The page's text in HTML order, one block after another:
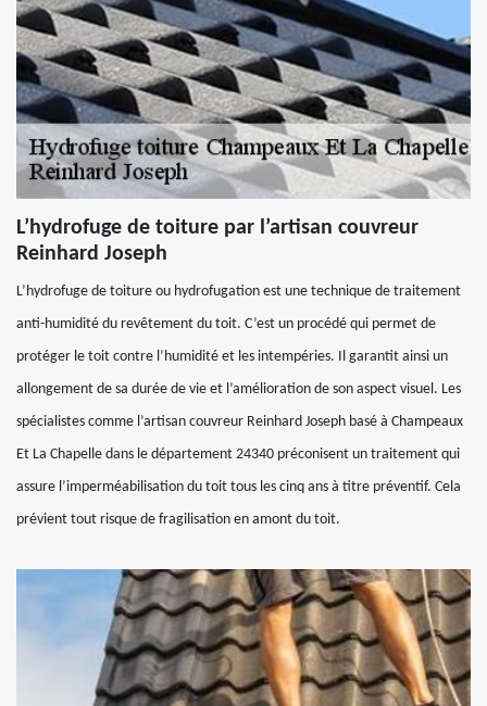
L’hydrofuge de toiture par l’artisan couvreur
Reinhard Joseph
L’hydrofuge de toiture ou hydrofugation est une technique de traitement
anti-humidité du revêtement du toit. C’est un procédé qui permet de
protéger le toit contre l’humidité et les intempéries. Il garantit ainsi un
allongement de sa durée de vie et l’amélioration de son aspect visuel. Les
spécialistes comme l’artisan couvreur Reinhard Joseph basé à Champeaux
Et La Chapelle dans le département 24340 préconisent un traitement qui
assure l’imperméabilisation du toit tous les cinq ans à titre préventif. Cela
prévient tout risque de fragilisation en amont du toit.